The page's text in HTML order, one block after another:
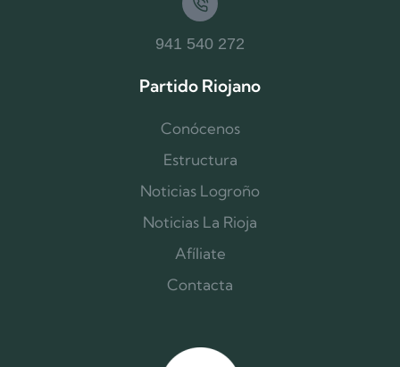
941 540 272
Partido Riojano
Conócenos
Estructura
Noticias Logroño
Noticias La Rioja
Afíliate
Contacta